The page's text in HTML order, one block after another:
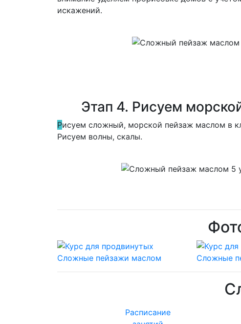
искажений.
Этап 4. Рисуем
Рисуем сложный, морской пейзаж маслом в
Рисуем волны, скалы.
Расписание